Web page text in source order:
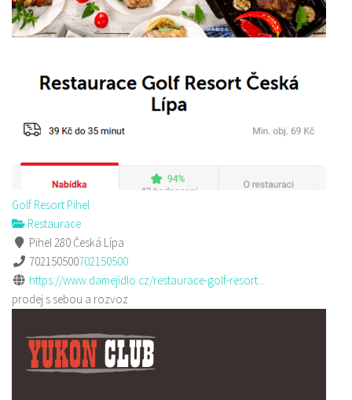
Golf Resort Pihel
Restaurace
Pihel 280 Česká Lípa
702150500702150500
https://www.damejidlo.cz/restaurace-golf-resort...
prodej s sebou a rozvoz